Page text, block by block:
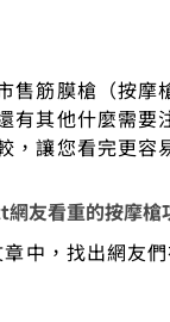
售筋膜槍（按
有其他什麼需
，讓您看完更容
友看重的按摩槍
中，找出網友